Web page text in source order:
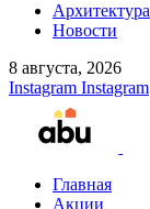
Архитектура
Новости
8 августа, 2026
Instagram Instagram
Главная
Акции